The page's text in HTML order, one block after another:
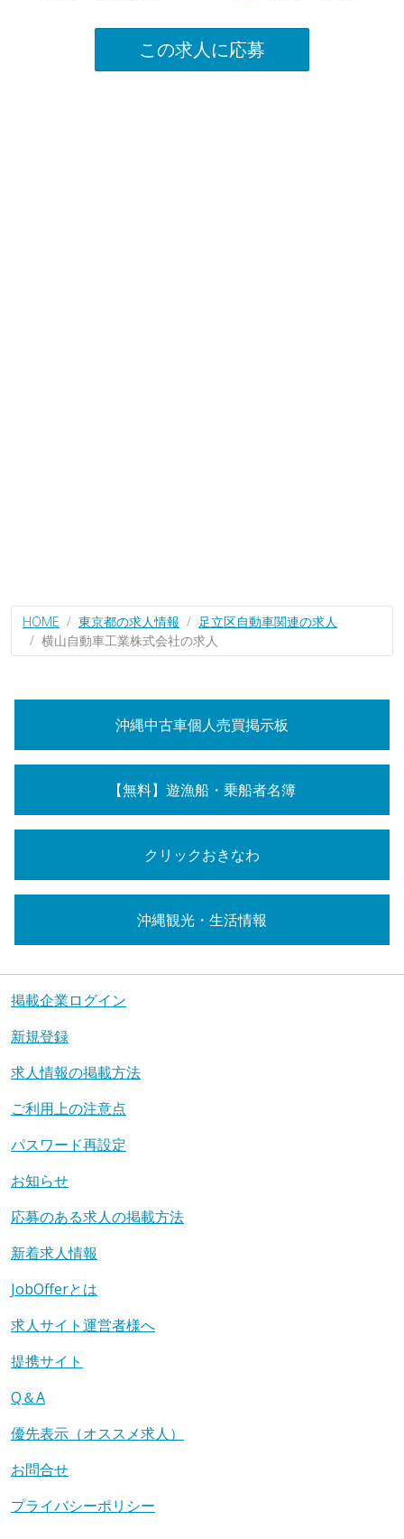
この求人に応募
HOME 東京都の求人情報
足立区自動車関連の求人
横山自動車工業株式会社の求人
沖縄中古車個人売買掲示板
【無料】遊漁船・乗船者名簿
クリックおきなわ
沖縄観光・生活情報
掲載企業ログイン
新規登録
求人情報の掲載方法
ご利用上の注意点
パスワード再設定
お知らせ
応募のある求人の掲載方法
新着求人情報
JobOfferとは
求人サイト運営者様へ
提携サイト
Q＆A
優先表示（オススメ求人）
お問合せ
プライバシーポリシー